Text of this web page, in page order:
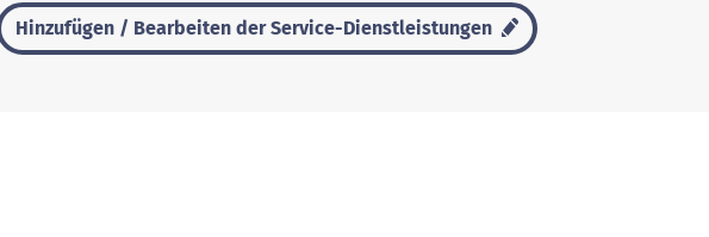
Hinzufügen / Bearbeiten der Service-Dienstleistungen